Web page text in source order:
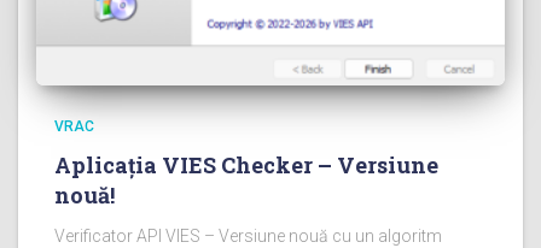
VRAC
Aplicația VIES Checker – Versiune
nouă!
Verificator API VIES – Versiune nouă cu un algoritm